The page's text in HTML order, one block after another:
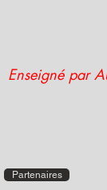
Enseigné par
Partenaires